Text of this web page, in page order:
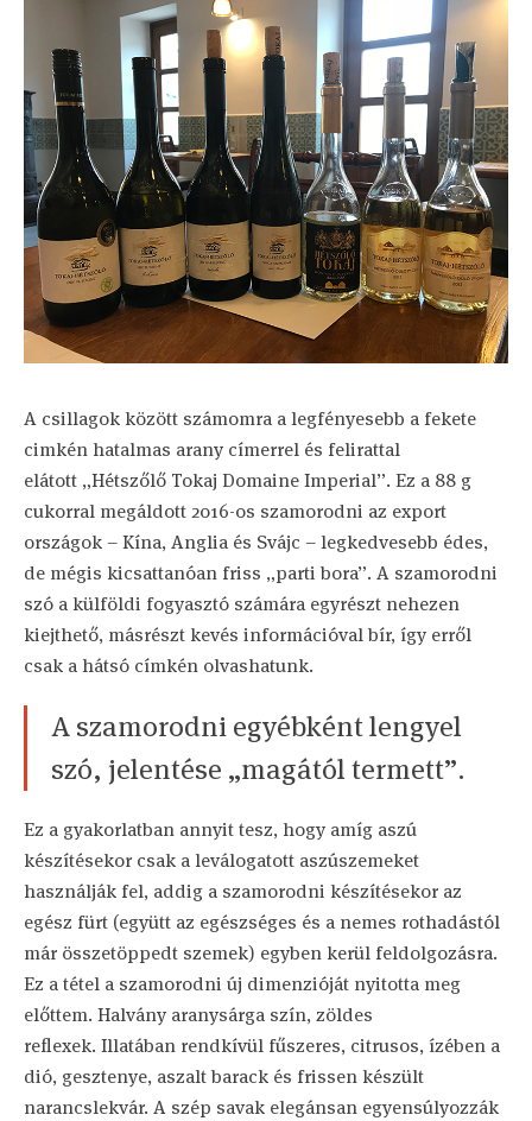
A csillagok között számomra a legfényesebb a fekete
cimkén hatalmas arany címerrel és felirattal
elátott „Hétszőlő Tokaj Domaine Imperial”. Ez a 88 g
cukorral megáldott 2016-os szamorodni az export
országok – Kína, Anglia és Svájc – legkedvesebb édes,
de mégis kicsattanóan friss „parti bora”. A szamorodni
szó a külföldi fogyasztó számára egyrészt nehezen
kiejthető, másrészt kevés információval bír, így erről
csak a hátsó címkén olvashatunk.
A szamorodni egyébként lengyel
szó, jelentése „magától termett”.
Ez a gyakorlatban annyit tesz, hogy amíg aszú
készítésekor csak a leválogatott aszúszemeket
használják fel, addig a szamorodni készítésekor az
egész fürt (együtt az egészséges és a nemes rothadástól
már összetöppedt szemek) egyben kerül feldolgozásra.
Ez a tétel a szamorodni új dimenzióját nyitotta meg
előttem. Halvány aranysárga szín, zöldes
reflexek. Illatában rendkívül fűszeres, citrusos, ízében a
dió, gesztenye, aszalt barack és frissen készült
narancslekvár. A szép savak elegánsan egyensúlyozzák